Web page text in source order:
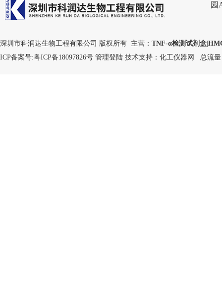
园
深圳市科润达生物工程有限公司 版权所有 主营： TNF-α检测试剂盒
ICP备案号:粤ICP备18097826号 管理登陆 技术支持： 化工仪器网 总流量